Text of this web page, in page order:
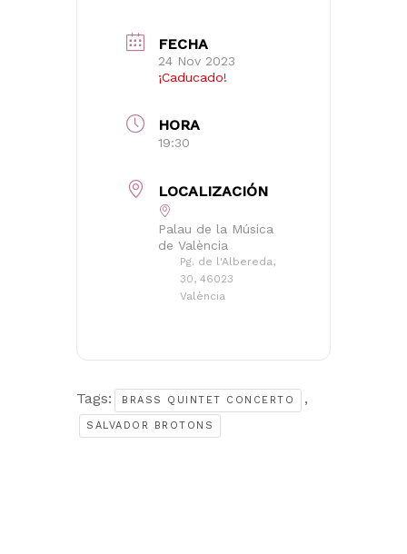
FECHA
24 Nov 2023
¡Caducado!
HORA
19:30
LOCALIZACIÓN
Palau de la Música
de València
Pg. de l'Albereda,
30, 46023
València
Tags: BRASS QUINTET CONCERTO ,
SALVADOR BROTONS